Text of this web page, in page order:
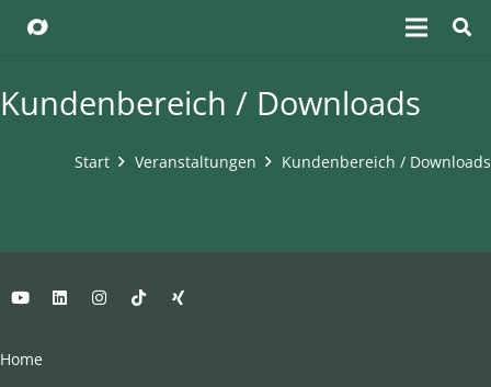
Kundenbereich / Downloads
Start Veranstaltungen Kundenbereich / Downloads
Home